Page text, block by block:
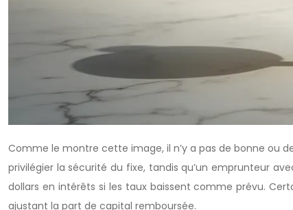
Comme le montre cette image, il n’y a pas de bonne ou
privilégier la sécurité du fixe, tandis qu’un emprunteur
dollars en intérêts si les taux baissent comme prévu.
ajustant la part de capital remboursée.